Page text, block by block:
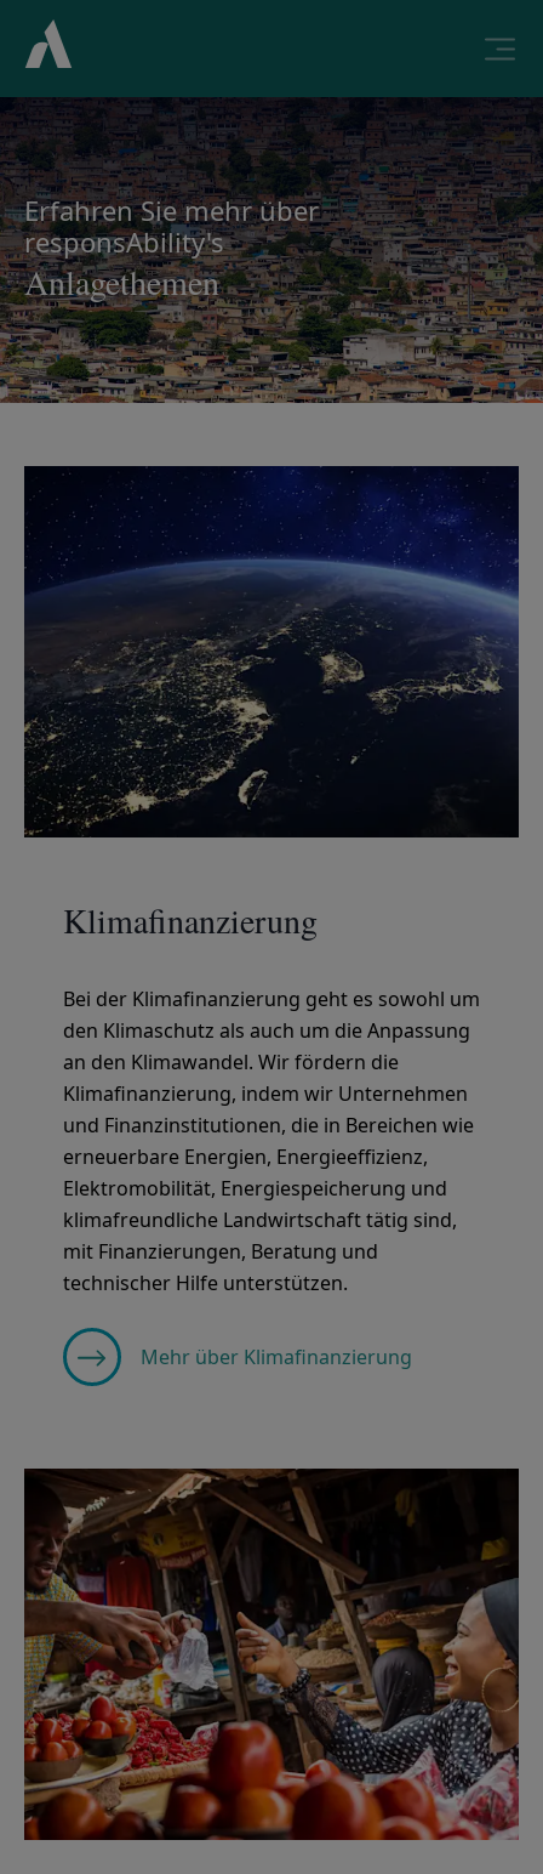
Erfahren Sie mehr über
responsAbility's
Anlagethemen
Klima­finanzierung
Bei der Klimafinanzierung geht es sowohl um
den Klimaschutz als auch um die Anpassung
an den Klimawandel. Wir fördern die
Klimafinanzierung, indem wir Unternehmen
und Finanzinstitutionen, die in Bereichen wie
erneuerbare Energien, Energieeffizienz,
Elektromobilität, Energiespeicherung und
klimafreundliche Landwirtschaft tätig sind,
mit Finanzierungen, Beratung und
technischer Hilfe unterstützen.
Mehr über Klimafinanzierung